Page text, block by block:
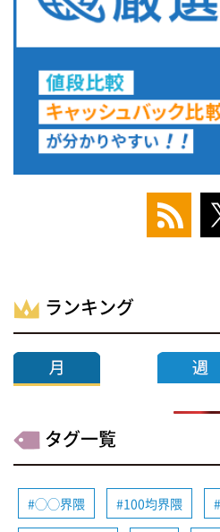
ランキング
タグ一覧
◯◯界隈 100均界隈